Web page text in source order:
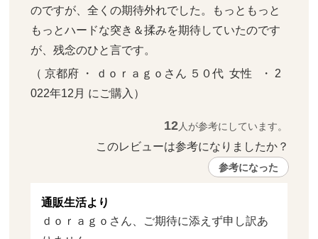
のですが、全くの期待外れでした。もっともっと
もっとハードな突き＆揉みを期待していたのです
が、残念のひと言です。
（ 京都府 ・ ｄｏｒａｇｏさん ５０代  女性   ・ 2
022年12月 にご購入）
12人が参考にしています。
このレビューは参考になりましたか？
参考になった
通販生活より
ｄｏｒａｇｏさん、ご期待に添えず申し訳あ